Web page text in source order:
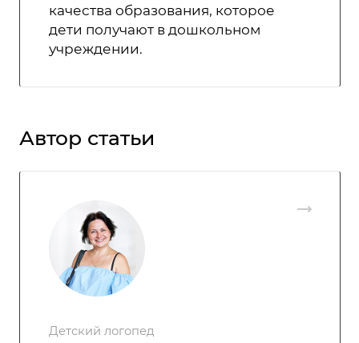
качества образования, которое
дети получают в дошкольном
учреждении.
Автор статьи
Детский логопед